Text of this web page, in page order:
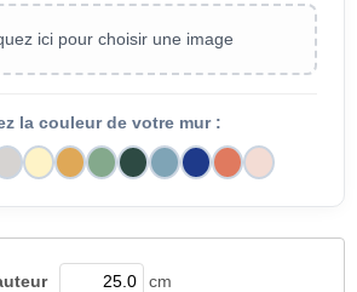
ici pour choisir une image
la couleur de votre mur :
cm